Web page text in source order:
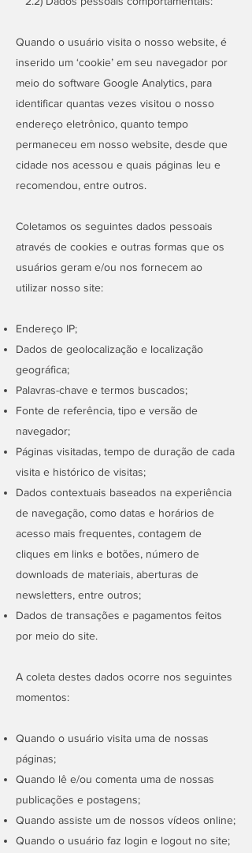
Quando o usuário visita o nosso website, é
inserido um ‘cookie’ em seu navegador por
meio do software Google Analytics, para
identificar quantas vezes visitou o nosso
endereço eletrônico, quanto tempo
permaneceu em nosso website, desde que
cidade nos acessou e quais páginas leu e
recomendou, entre outros.
Coletamos os seguintes dados pessoais
através de cookies e outras formas que os
usuários geram e/ou nos fornecem ao
utilizar nosso site:
Endereço IP;
Dados de geolocalização e localização
geográfica;
Palavras-chave e termos buscados;
Fonte de referência, tipo e versão de
navegador;
Páginas visitadas, tempo de duração de cada
visita e histórico de visitas;
Dados contextuais baseados na experiência
de navegação, como datas e horários de
acesso mais frequentes, contagem de
cliques em links e botões, número de
downloads de materiais, aberturas de
newsletters, entre outros;
Dados de transações e pagamentos feitos
por meio do site.
A coleta destes dados ocorre nos seguintes
momentos:
Quando o usuário visita uma de nossas
páginas;
Quando lê e/ou comenta uma de nossas
publicações e postagens;
Quando assiste um de nossos vídeos online;
Quando o usuário faz login e logout no site;